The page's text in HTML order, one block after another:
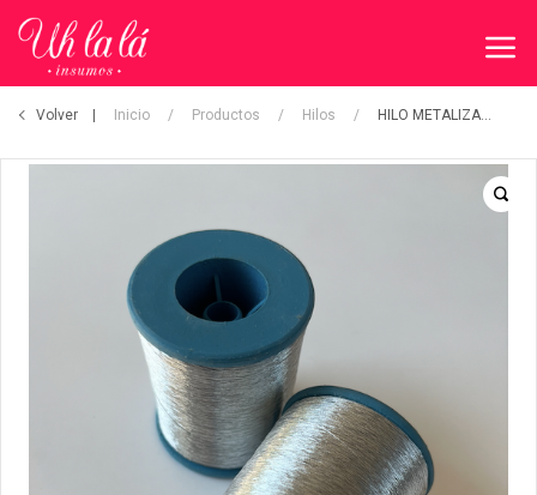
Volver Inicio / Productos / Hilos / HILO METALIZADO